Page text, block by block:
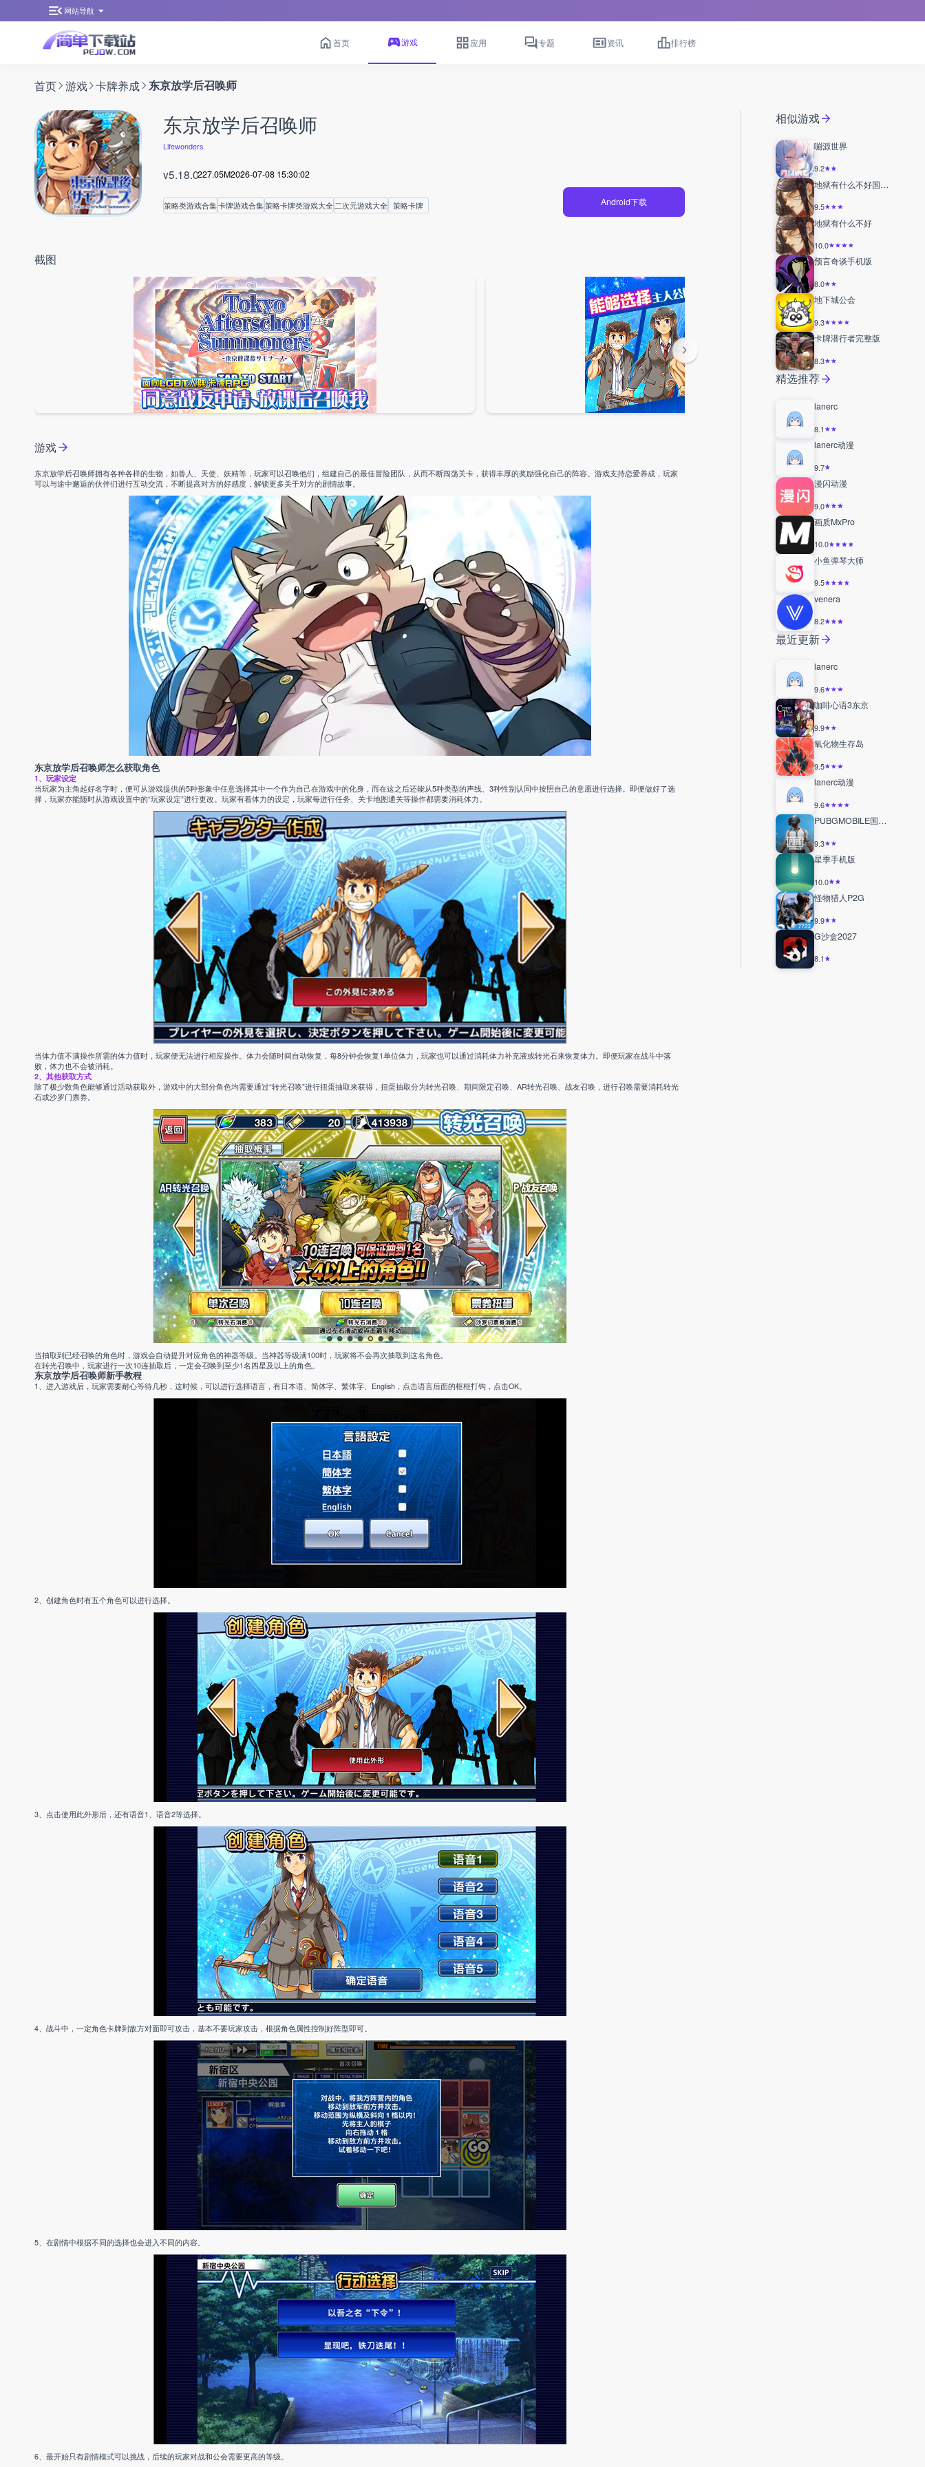
网站导航
首页 游戏 应用 专题 资讯 排行榜
首页 游戏 卡牌养成 东京放学后召唤师
东京放学后召唤师
Lifewonders
v5.18.0227.05M2026-07-08 15:30:02
策略类游戏合集卡牌游戏合集策略卡牌类游戏大全 二次元游戏大全 策略卡牌 Android下载
截图
游戏
东京放学后召唤师拥有各种各样的生物，如兽人、天使、妖精等，玩家可以召唤他们，组建自己的最佳冒险团队，从而不断闯荡关卡，获得丰厚的奖励强化自己的阵容。游戏支持恋爱养成，玩家
可以与途中邂逅的伙伴们进行互动交流，不断提高对方的好感度，解锁更多关于对方的剧情故事。
东京放学后召唤师怎么获取角色
1、玩家设定
当玩家为主角起好名字时，便可从游戏提供的5种形象中任意选择其中一个作为自己在游戏中的化身，而在这之后还能从5种类型的声线、3种性别认同中按照自己的意愿进行选择。即便做好了选
择，玩家亦能随时从游戏设置中的“玩家设定”进行更改。玩家有着体力的设定，玩家每进行任务、关卡地图通关等操作都需要消耗体力。
当体力值不满操作所需的体力值时，玩家便无法进行相应操作。体力会随时间自动恢复，每8分钟会恢复1单位体力，玩家也可以通过消耗体力补充液或转光石来恢复体力。即便玩家在战斗中落
败，体力也不会被消耗。
2、其他获取方式
除了极少数角色能够通过活动获取外，游戏中的大部分角色均需要通过“转光召唤”进行扭蛋抽取来获得，扭蛋抽取分为转光召唤、期间限定召唤、AR转光召唤、战友召唤，进行召唤需要消耗转光
石或沙罗门票券。
当抽取到已经召唤的角色时，游戏会自动提升对应角色的神器等级。当神器等级满100时，玩家将不会再次抽取到这名角色。
在转光召唤中，玩家进行一次10连抽取后，一定会召唤到至少1名四星及以上的角色。
东京放学后召唤师新手教程
1、进入游戏后，玩家需要耐心等待几秒，这时候，可以进行选择语言，有日本语、简体字、繁体字、English，点击语言后面的框框打钩，点击OK。
2、创建角色时有五个角色可以进行选择。
3、点击使用此外形后，还有语音1、语音2等选择。
4、战斗中，一定角色卡牌到敌方对面即可攻击，基本不要玩家攻击，根据角色属性控制好阵型即可。
5、在剧情中根据不同的选择也会进入不同的内容。
6、最开始只有剧情模式可以挑战，后续的玩家对战和公会需要更高的等级。
相似游戏
嘣源世界
9.2
地狱有什么不好国际服
9.5
地狱有什么不好
10.0
预言奇谈手机版
8.0
地下城公会
9.3
卡牌潜行者完整版
8.3
精选推荐
lanerc
8.1
lanerc动漫
9.7
漫闪动漫
9.0
画质MxPro
10.0
小鱼弹琴大师
9.5
venera
8.2
最近更新
lanerc
9.6
咖啡心语3东京
9.9
氧化物生存岛
9.5
lanerc动漫
9.6
PUBGMOBILE国际服
9.3
星季手机版
10.0
怪物猎人P2G
9.9
G沙盒2027
8.1